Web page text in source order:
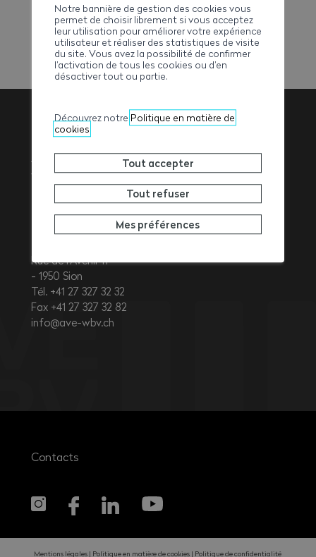
+41279271745
Association
Valaisanne des
Entrepreneurs
Rue de l’Avenir 11
1950 Sion
Tél. +41 27 327 32 32
Fax +41 27 327 32 82
info@ave-wbv.ch
Contacts
Mentions légales Politique en matière de cookies Politique de confidentialité
Notre bannière de gestion des cookies vous
permet de choisir librement si vous acceptez
leur utilisation pour améliorer votre expérience
utilisateur et réaliser des statistiques de visite
du site. Vous avez la possibilité de confirmer
l’activation de tous les cookies ou d’en
désactiver tout ou partie.
Découvrez notre Politique en matière de
cookies
Tout accepter
Tout refuser
Mes préférences